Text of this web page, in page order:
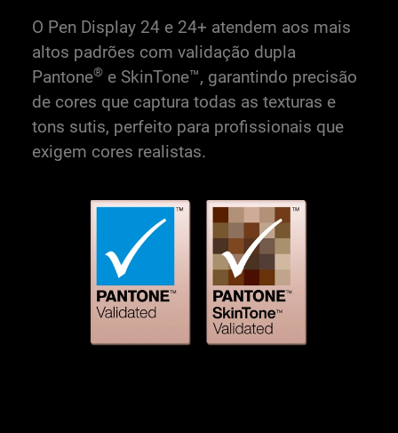
O Pen Display 24 e 24+ atendem aos mais
altos padrões com validação dupla
Pantone®e SkinTone™, garantindo precisão
de cores que captura todas as texturas e
tons sutis, perfeito para profissionais que
exigem cores realistas.